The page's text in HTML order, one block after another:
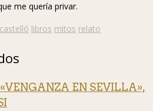
me quería privar.
libros mitos relato
EN SEVILLA»,